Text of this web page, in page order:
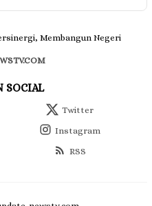
SOCIAL
Twitter
Instagram
RSS